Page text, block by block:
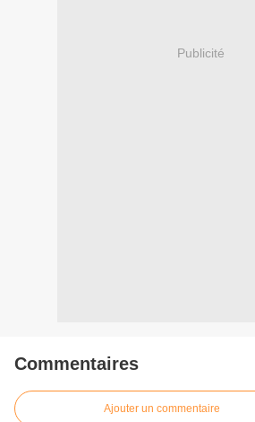
Publicité
Commentaires
Ajouter un commentaire